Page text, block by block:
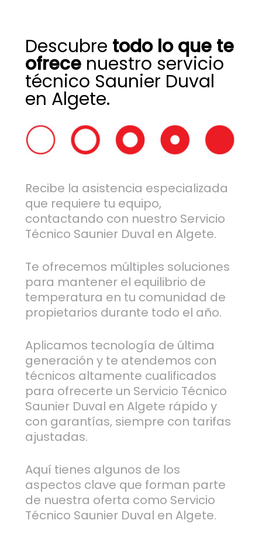
Descubre todo lo que te
ofrecenuestro servicio
técnico Saunier Duval
en Algete.
Recibe la asistencia especializada
que requiere tu equipo,
contactando con nuestro Servicio
Técnico Saunier Duval en Algete.
Te ofrecemos múltiples soluciones
para mantener el equilibrio de
temperatura en tu comunidad de
propietarios durante todo el año.
Aplicamos tecnología de última
generación y te atendemos con
técnicos altamente cualificados
para ofrecerte un Servicio Técnico
Saunier Duval en Algete rápido y
con garantías, siempre con tarifas
ajustadas.
Aquí tienes algunos de los
aspectos clave que forman parte
de nuestra oferta como Servicio
Técnico Saunier Duval en Algete.